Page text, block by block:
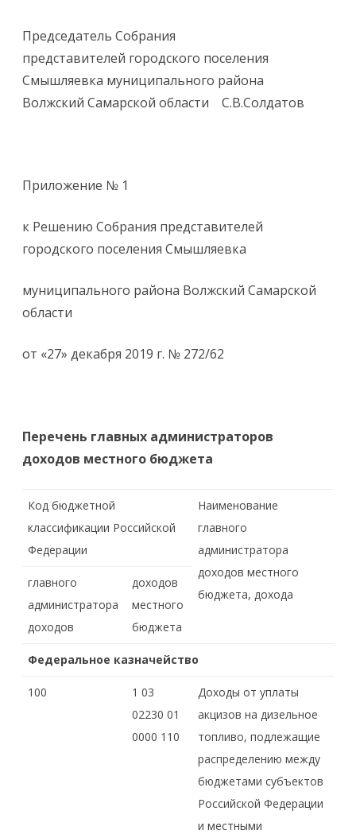
Председатель Собрания
представителей городского поселения
Смышляевка муниципального района
Волжский Самарской области С.В.Солдатов
Приложение № 1
к Решению Собрания представителей
городского поселения Смышляевка
муниципального района Волжский Самарской
области
от «27» декабря 2019 г. № 272/62
Перечень главных администраторов
доходов местного бюджета
Код бюджетной
классификации Российской
Федерации
Наименование
главного
администратора
доходов местного
бюджета, дохода
главного
администратора
доходов
доходов
местного
бюджета
Федеральное казначейство
100
1 03
02230 01
0000 110
Доходы от уплаты
акцизов на дизельное
топливо, подлежащие
распределению между
бюджетами субъектов
Российской Федерации
и местными